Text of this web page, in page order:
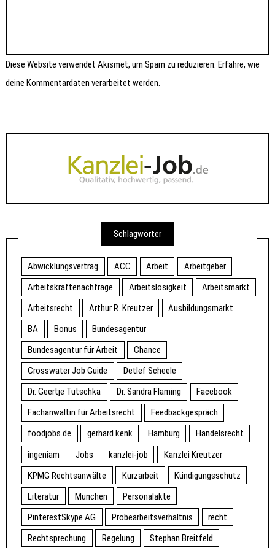
Diese Website verwendet Akismet, um Spam zu reduzieren.Erfahre, wie
deine Kommentardaten verarbeitet werden.
Schlagwörter
Abwicklungsvertrag ACC Arbeit
Arbeitgeber
Arbeitskräftenachfrage
Arbeitslosigkeit
Arbeitsmarkt
Arbeitsrecht
Arthur R. Kreutzer
Ausbildungsmarkt
BA
Bonus
Bundesagentur
Bundesagentur für Arbeit
Chance
Crosswater Job Guide
Detlef Scheele
Dr. Geertje Tutschka
Dr. Sandra Fläming
Facebook
Fachanwältin für Arbeitsrecht
Feedbackgespräch
foodjobs.de
gerhard kenk Hamburg
Handelsrecht
ingeniam
Jobs kanzlei-job
Kanzlei Kreutzer
KPMG Rechtsanwälte
Kurzarbeit
Kündigungsschutz
Literatur
München
Personalakte
PinterestSkype AG
Probearbeitsverhältnis
recht
Rechtsprechung
Regelung Stephan Breitfeld